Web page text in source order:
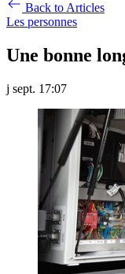
Back to Articles
Les personnes
Une bonne
j sept. 17:07